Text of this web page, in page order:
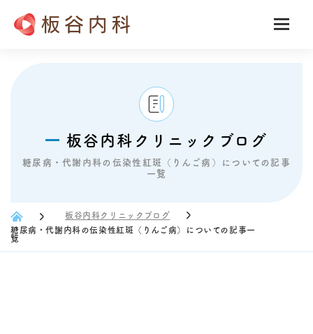
板谷内科クリニックブログ
糖尿病・代謝内科の伝染性紅斑（りんご病）についての記事
一覧
板谷内科クリニックブログ
糖尿病・代謝内科の伝染性紅斑（りんご病）についての記事一
覧